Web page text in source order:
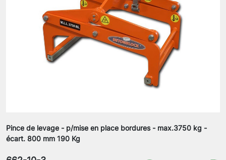
Pince de levage - p/mise en place bordures - max.3750 kg -
écart. 800 mm 190 Kg